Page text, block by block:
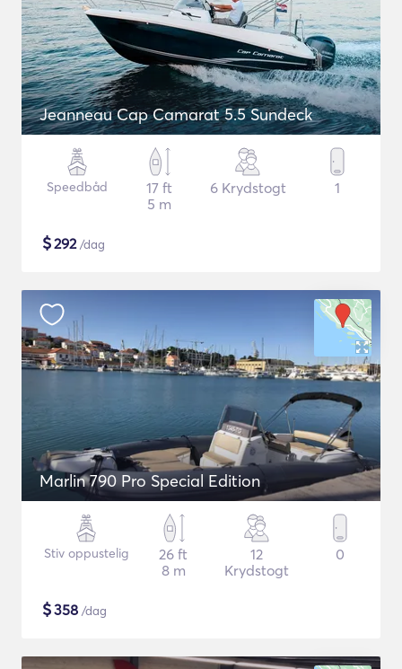
Jeanneau Cap Camarat 5.5 Sundeck
Speedbåd
17 ft
5 m
6 Krydstogt 1
$292/dag
Marlin 790 Pro Special Edition
Stiv oppustelig
26 ft
8 m
12
Krydstogt
0
$358 /dag